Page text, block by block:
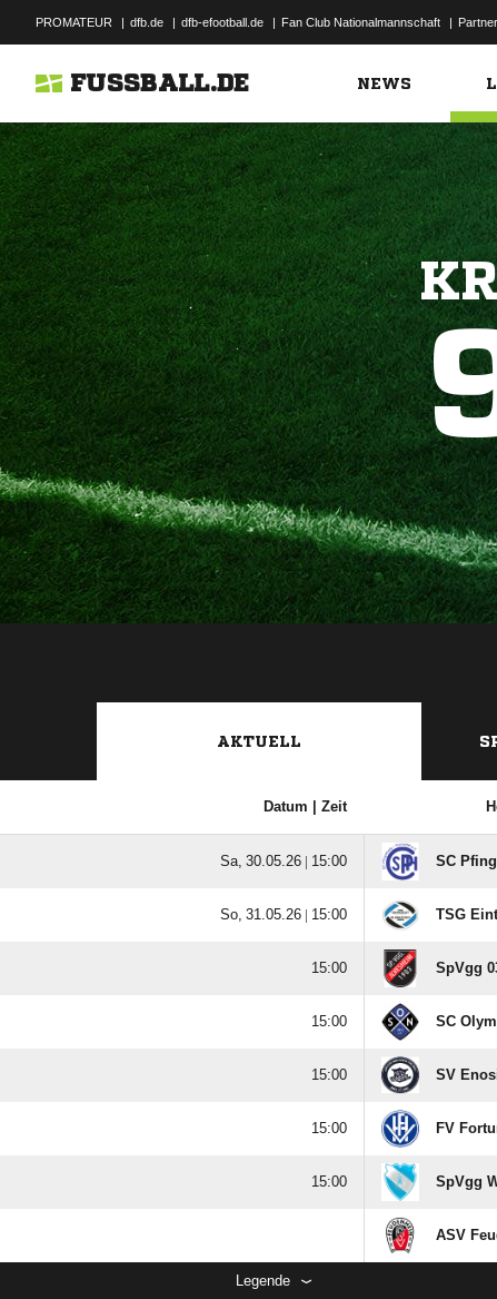
PROMATEUR | dfb.de | dfb-efootball.de | Fan Club Nationalmannschaft | Partner
FUSSBALL.DE NEWS
AKTUELL
Datum | Zeit
  |  SC
  |  TSG
 SpVgg
 SC
 SV
 FV
 SpVgg
ASV
Legende